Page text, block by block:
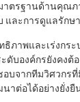
าตรฐานด้านคุณ
และการดูแลรักษ
ทธิภาพและเร่งก
ดับองค์กรยังคง
บจากทีมวิศวกร
ต่อได้อย่างยั่งยื